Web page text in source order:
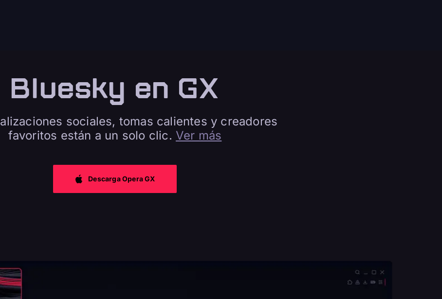
Bluesky en GX
sociales, tomas calientes y creadores
favoritos están a un solo clic. Ver más
Descarga Opera GX